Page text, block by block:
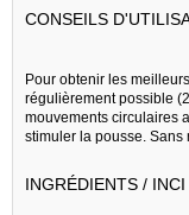
CONSEILS
Pour obtenir les
régulièrement possible
mouvements circulaires
stimuler la pousse. Sans
INGRÉDIENTS / INCI